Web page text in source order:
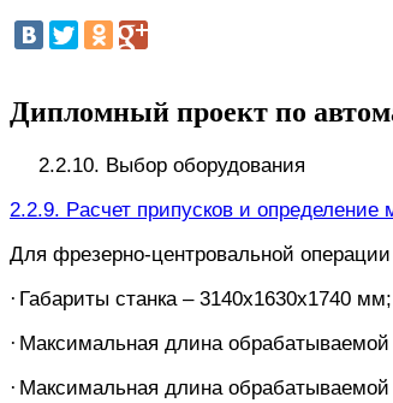
Дипломный проект по
2.2.10. Выбор оборудования
2.2.9. Расчет припусков и
Для фрезерно-центровальной
· Габариты станка – 3140х1630х1740 мм;
· Максимальная длина
· Максимальная длина